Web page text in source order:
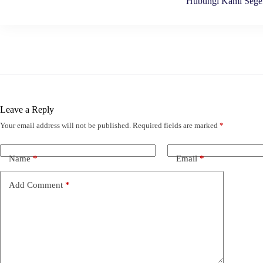
Leave a Reply
Your email address will not be published. Required fields are marked *
Name* Email*
Add Comment *